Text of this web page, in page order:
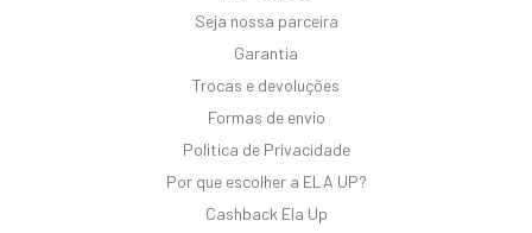
Seja nossa parceira
Garantia
Trocas e devoluções
Formas de envio
Politica de Privacidade
Por que escolher a ELA UP?
Cashback Ela Up